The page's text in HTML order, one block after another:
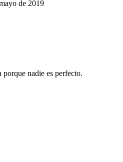
de 2019
nadie es perfecto.